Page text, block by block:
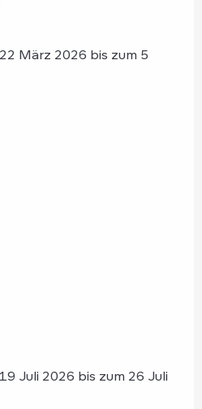
März 2026 bis zum 5
Juli 2026 bis zum 26 Juli